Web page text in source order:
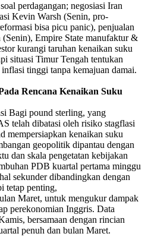
perdagangan; negosiasi Iran
Kevin Warsh (Senin, pro-
bisa picu panic), penjualan
Empire State manufaktur &
kurangi taruhan kenaikan suku
situasi Timur Tengah tentukan
tinggi tanpa kemajuan damai.
Rencana Kenaikan Suku
Bagi pound sterling, yang
telah dibatasi oleh risiko stagflasi
mempersiapkan kenaikan suku
geopolitik dipantau dengan
dan skala pengetatan kebijakan
PDB kuartal pertama minggu
sekunder dibandingkan dengan
tetap penting,
Maret, untuk mengukur dampak
perekonomian Inggris. Data
bersamaan dengan rincian
penuh dan bulan Maret.